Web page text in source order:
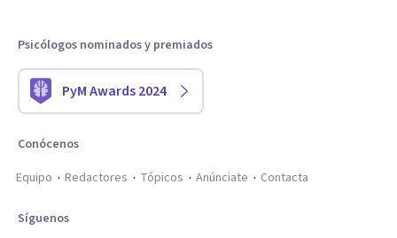
Psicólogos nominados y premiados
PyM Awards 2024
Conócenos
Equipo
Redactores Tópicos Anúnciate Contacta
Síguenos